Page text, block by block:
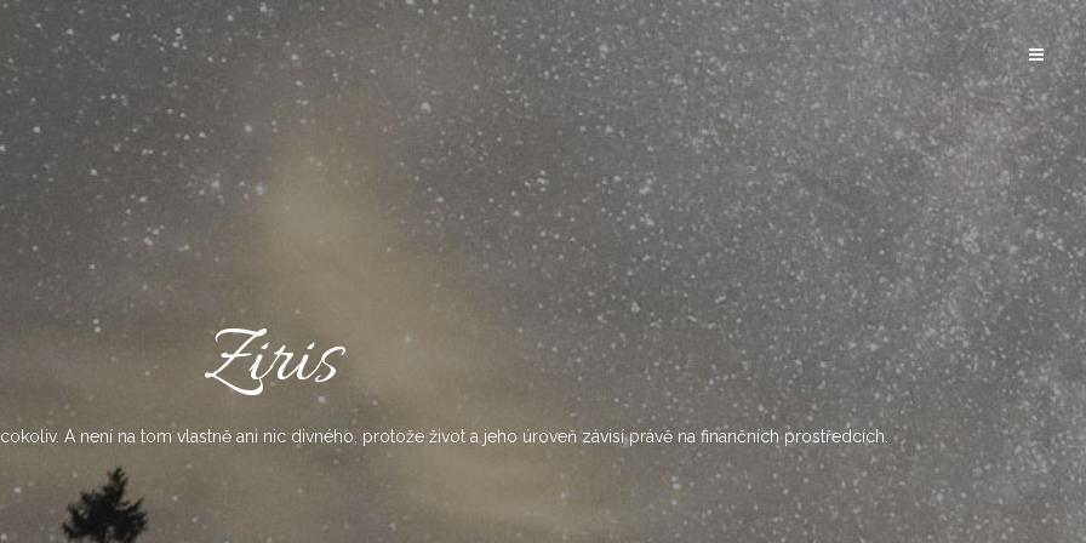
Ziris
A není na tom vlastně ani nic divného, protože život a jeho úroveň závisí právě na finančních prostředcích.